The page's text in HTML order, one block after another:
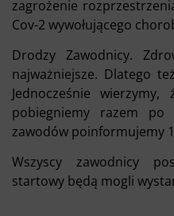
zagrożenie
Cov-2 wywołującego
Drodzy Zawodnicy.
najważniejsze. Dlatego
Jednocześnie
pobiegniemy razem
zawodów poinformujemy
Wszyscy zawodnicy
startowy będą mogli